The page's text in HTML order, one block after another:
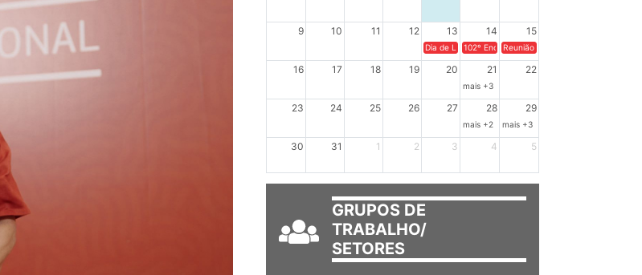
9 10 11 12 13 14 15
Dia de Luta em Defesa de Cuba e da Soberania dos
102º Encontro da Regional Leste, “Em terra
Reunião GTPE.
16 17 18 19 20 21 22
mais +3
23 24 25 26 27 28 29
mais +2 mais +3
30 31 1 2 3 4 5
GRUPOS DE
TRABALHO/
SETORES